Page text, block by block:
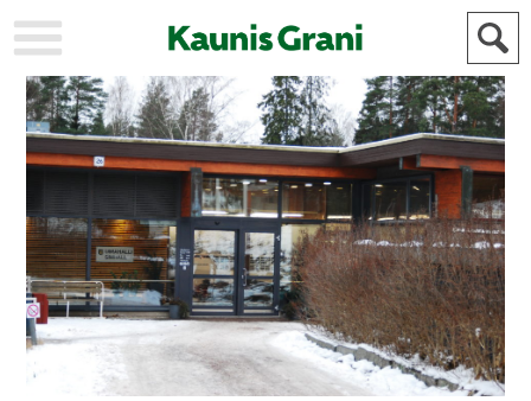
KAUPUNKI
STADEN
AJANKOHTAISTA
AKTUELLT
URHEILU
IDROTT
KULTTUURI
KULTUR
HISTORIA
HISTORIA
YLEINEN
ALLMÄN
MAINOSTAJILLE
FÖR
ANNONSÖRER